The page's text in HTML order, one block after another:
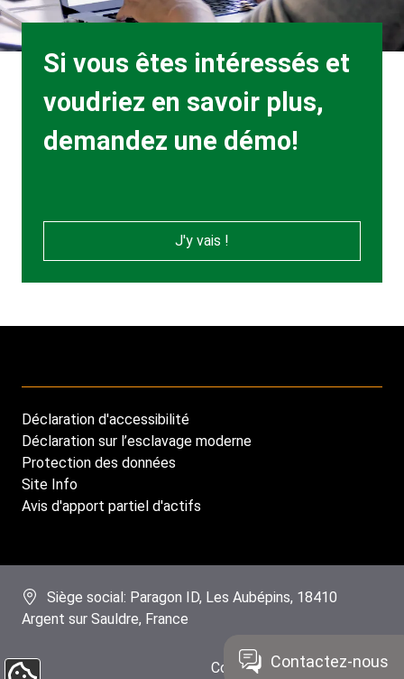
Heading
Si vous êtes intéressés et
voudriez en savoir plus,
demandez une démo!
J'y vais !
Contactez-nous
Footer
menu
Déclaration d'accessibilité
Déclaration sur l’esclavage moderne
Protection des données
Site Info
Avis d'apport partiel d'actifs
Siège social: Paragon ID, Les Aubépins, 18410
Argent sur Sauldre, France
Copyright Paragon ID 2024